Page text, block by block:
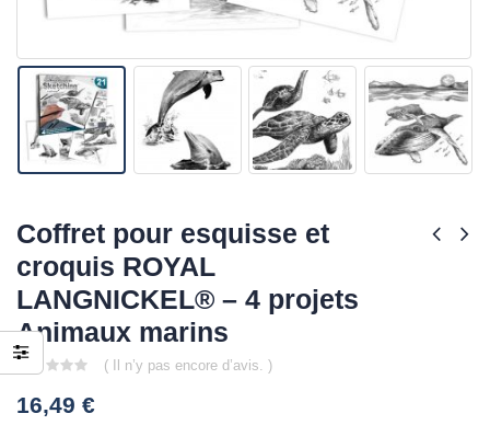
Coffret pour esquisse et
croquis ROYAL
LANGNICKEL® – 4 projets
Animaux marins
out
of
( Il n’y pas encore d’avis. )
16,49 €